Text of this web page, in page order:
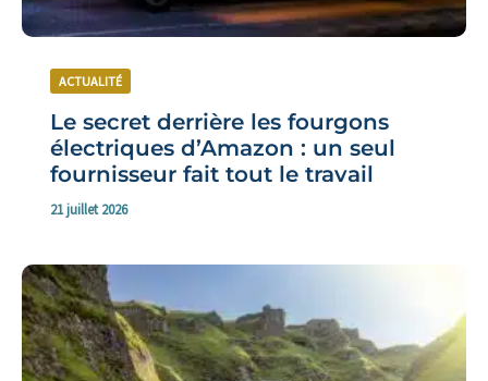
ACTUALITÉ
Le secret derrière les fourgons
électriques d’Amazon : un seul
fournisseur fait tout le travail
21 juillet 2026